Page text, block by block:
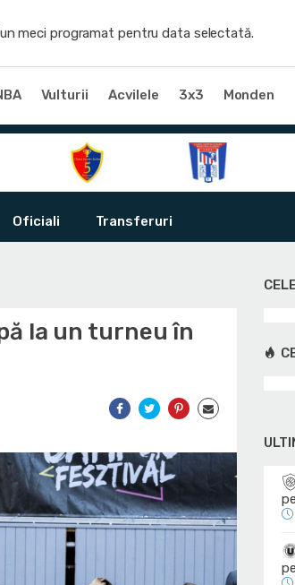
meci programat pentru data selectată.
Vulturii Acvilele 3x3 Monden
Oficiali Transferuri
la un turneu în